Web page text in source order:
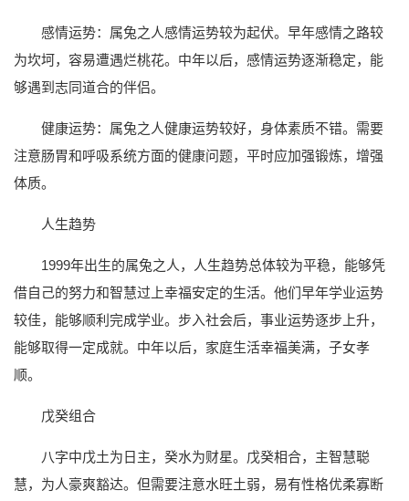
感情运势：属兔之人感情运势较为起伏。早年感情之路较
为坎坷，容易遭遇烂桃花。中年以后，感情运势逐渐稳定，能
够遇到志同道合的伴侣。
健康运势：属兔之人健康运势较好，身体素质不错。需要
注意肠胃和呼吸系统方面的健康问题，平时应加强锻炼，增强
体质。
人生趋势
1999年出生的属兔之人，人生趋势总体较为平稳，能够凭
借自己的努力和智慧过上幸福安定的生活。他们早年学业运势
较佳，能够顺利完成学业。步入社会后，事业运势逐步上升，
能够取得一定成就。中年以后，家庭生活幸福美满，子女孝
顺。
戊癸组合
八字中戊土为日主，癸水为财星。戊癸相合，主智慧聪
慧，为人豪爽豁达。但需要注意水旺土弱，易有性格优柔寡断